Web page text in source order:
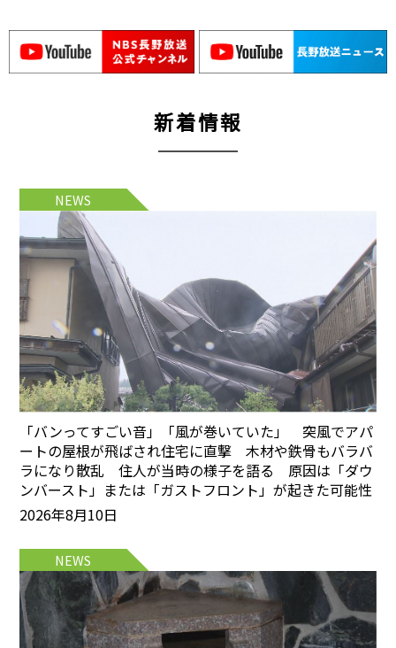
新着情報
NEWS
「バンってすごい音」「風が巻いていた」 突風でアパ
ートの屋根が飛ばされ住宅に直撃 木材や鉄骨もバラバ
ラになり散乱 住人が当時の様子を語る 原因は「ダウ
ンバースト」または「ガストフロント」が起きた可能性
2026年8月10日
NEWS